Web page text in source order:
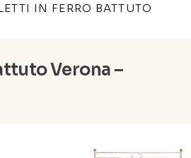
IN FERRO BATTUTO
Verona –